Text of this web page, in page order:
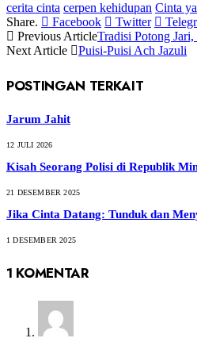
cerita cinta cerpen kehidupan Cinta
Share.
Facebook Twitter
Previous ArticleTradisi Potong Jari,
Next Article
Puisi-Puisi Ach Jazuli
POSTINGAN TERKAIT
Jarum Jahit
12 JULI 2026
Kisah Seorang Polisi di Republik
21 DESEMBER 2025
Jika Cinta Datang: Tunduk dan
1 DESEMBER 2025
1 KOMENTAR